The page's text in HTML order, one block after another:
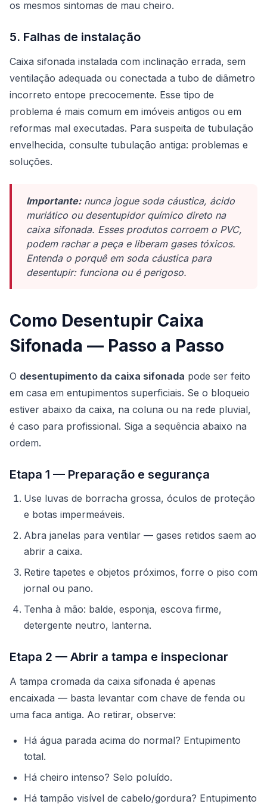
os mesmos sintomas de mau cheiro.
5. Falhas de instalação
Caixa sifonada instalada com inclinação errada, sem
ventilação adequada ou conectada a tubo de diâmetro
incorreto entope precocemente. Esse tipo de
problema é mais comum em imóveis antigos ou em
reformas mal executadas. Para suspeita de tubulação
envelhecida, consulte tubulação antiga: problemas e
soluções.
Importante:nunca jogue soda cáustica, ácido
muriático ou desentupidor químico direto na
caixa sifonada. Esses produtos corroem o PVC,
podem rachar a peça e liberam gases tóxicos.
Entenda o porquê em soda cáustica para
desentupir: funciona ou é perigoso.
Como Desentupir Caixa
Sifonada — Passo a Passo
O desentupimento da caixa sifonada pode ser feito
em casa em entupimentos superficiais. Se o bloqueio
estiver abaixo da caixa, na coluna ou na rede pluvial,
é caso para profissional. Siga a sequência abaixo na
ordem.
Etapa 1 — Preparação e segurança
Use luvas de borracha grossa, óculos de proteção
e botas impermeáveis.
Abra janelas para ventilar — gases retidos saem ao
abrir a caixa.
Retire tapetes e objetos próximos, forre o piso com
jornal ou pano.
Tenha à mão: balde, esponja, escova firme,
detergente neutro, lanterna.
Etapa 2 — Abrir a tampa e inspecionar
A tampa cromada da caixa sifonada é apenas
encaixada — basta levantar com chave de fenda ou
uma faca antiga. Ao retirar, observe:
Há água parada acima do normal? Entupimento
total.
Há cheiro intenso? Selo poluído.
Há tampão visível de cabelo/gordura? Entupimento